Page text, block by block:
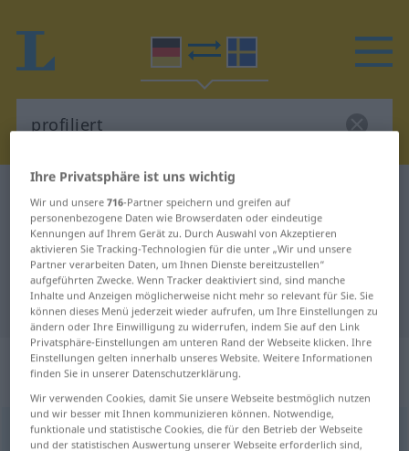
Deutsch-Schwedisch Übersetzung
für "profiliert"
"profiliert" Schwedisch Übersetzung
„profiliert“: Adjektiv,
Eigenschaftswort
profiliertadj FIG
Ihre Privatsphäre ist uns wichtig
Wir und unsere716-Partner speichern und greifen auf
personenbezogene Daten wie Browserdaten oder eindeutige
Kennungen auf Ihrem Gerät zu. Durch Auswahl von Akzeptieren
aktivieren Sie Tracking-Technologien für die unter „Wir und unsere
Partner verarbeiten Daten, um Ihnen Dienste bereitzustellen“
aufgeführten Zwecke. Wenn Tracker deaktiviert sind, sind manche
Inhalte und Anzeigen möglicherweise nicht mehr so relevant für Sie. Sie
können dieses Menü jederzeit wieder aufrufen, um Ihre Einstellungen zu
ändern oder Ihre Einwilligung zu widerrufen, indem Sie auf den Link
Privatsphäre-Einstellungen am unteren Rand der Webseite klicken. Ihre
Einstellungen gelten innerhalb unseres Website. Weitere Informationen
finden Sie in unserer Datenschutzerklärung.
Wir verwenden Cookies, damit Sie unsere Webseite bestmöglich nutzen
und wir besser mit Ihnen kommunizieren können. Notwendige,
funktionale und statistische Cookies, die für den Betrieb der Webseite
und der statistischen Auswertung unserer Webseite erforderlich sind,